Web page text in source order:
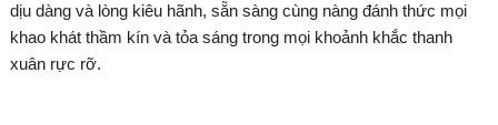
dịu dàng và lòng kiêu hãnh, sẵn sàng cùng nàng đánh thức mọi
khao khát thầm kín và tỏa sáng trong mọi khoảnh khắc thanh
xuân rực rỡ.